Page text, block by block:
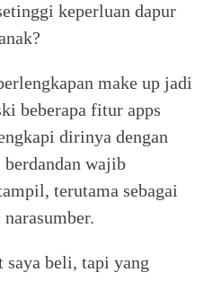
keperluan dapur
make up jadi
beberapa fitur apps
dirinya dengan
wajib
terutama sebagai
saya beli, tapi yang